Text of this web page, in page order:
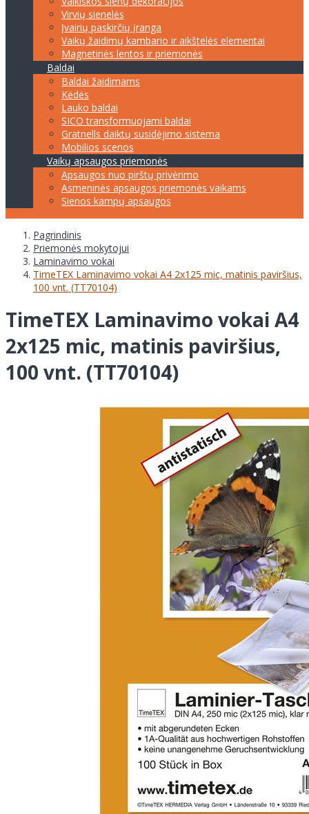
Virvių sienelės
Įvairių paskirčių įranga
Vaikų žaidimų kambario ir aikštelės elementai
Magnetinės lentos ir priemonės
Baldai
Baldai žaidimams
Kėdės
Lauko baldai
SICO transformuojami baldai
Gratnells daiktų susidėjimo sistema
Mobilios scenos
Vaikų apsaugos priemonės
Apsaugos nuo pirštų privėrimo
Asmeninės apsaugos priemonės vaikams
Sienos kampų apsaugos
Pagrindinis
Priemonės mokytojui
Laminavimo vokai
TimeTEX Laminavimo vokai A4 2x125 mic, matinis paviršius,
100 vnt. (TT70104)
TimeTEX Laminavimo vokai A4
2x125 mic, matinis paviršius,
100 vnt. (TT70104)